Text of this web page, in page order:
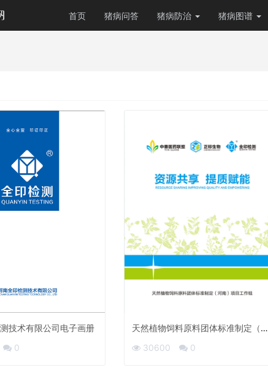
首页 猪病问答 猪病防治 猪病图谱
技术有限公司电子画册
0
天然植物饲料原料团体标准制定（河
南）项目工作组
30600 0